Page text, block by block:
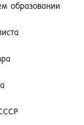
образовании